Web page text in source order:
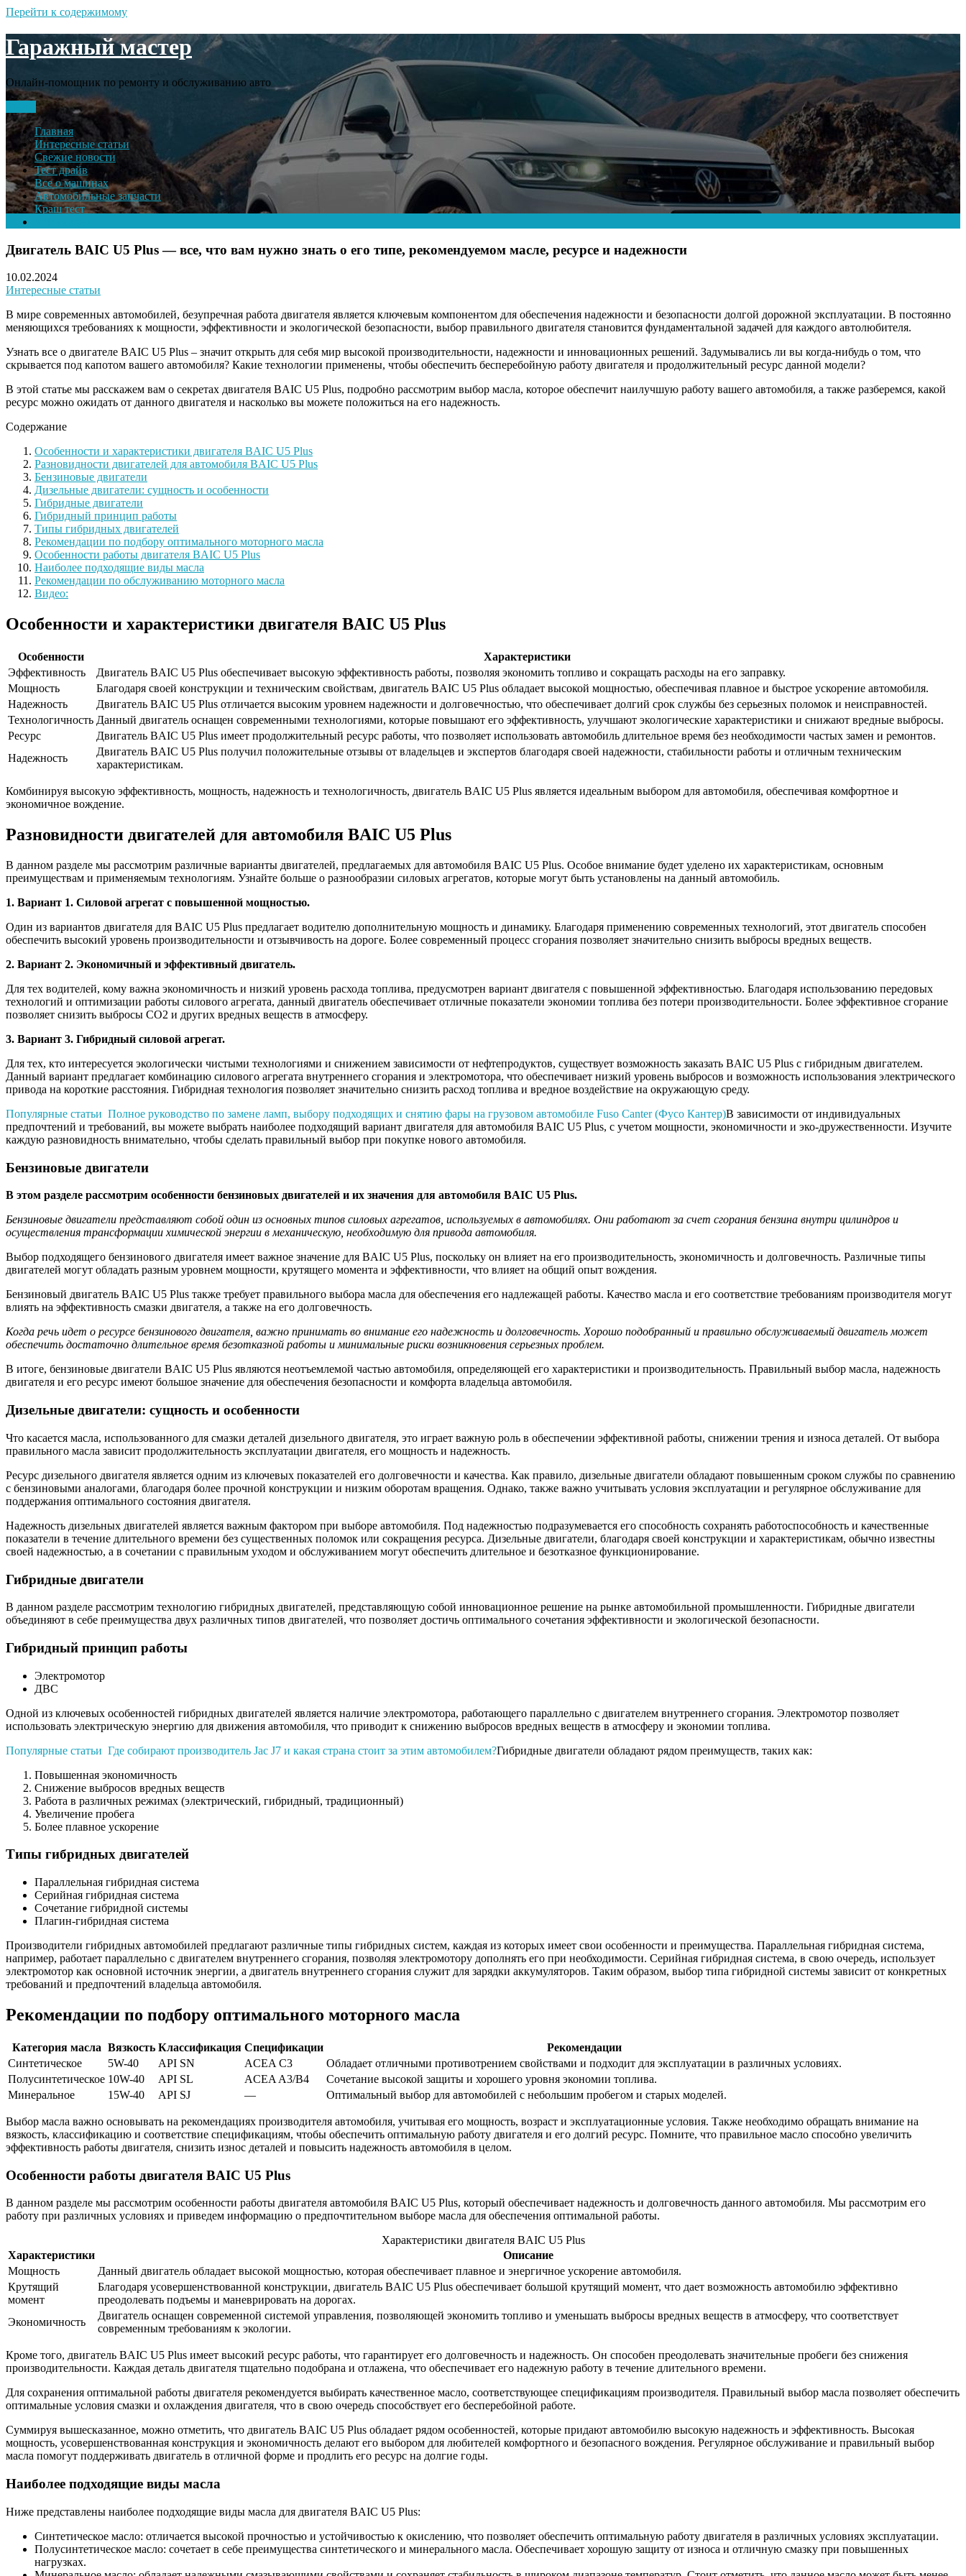
Перейти к содержимому
Гаражный мастер
Онлайн-помощник по ремонту и обслуживанию авто
Главная
Интересные статьи
Свежие новости
Тест драйв
Все о машинах
Автомобильные запчасти
Краш тест
Двигатель BAIC U5 Plus — все, что вам нужно знать о его типе, рекомендуемом масле, ресурсе и надежности
10.02.2024
Интересные статьи
В мире современных автомобилей, безупречная работа двигателя является ключевым компонентом для обеспечения надежности и безопасности долгой дорожной эксплуатации. В постоянно
меняющихся требованиях к мощности, эффективности и экологической безопасности, выбор правильного двигателя становится фундаментальной задачей для каждого автолюбителя.
Узнать все о двигателе BAIC U5 Plus – значит открыть для себя мир высокой производительности, надежности и инновационных решений. Задумывались ли вы когда-нибудь о том, что
скрывается под капотом вашего автомобиля? Какие технологии применены, чтобы обеспечить бесперебойную работу двигателя и продолжительный ресурс данной модели?
В этой статье мы расскажем вам о секретах двигателя BAIC U5 Plus, подробно рассмотрим выбор масла, которое обеспечит наилучшую работу вашего автомобиля, а также разберемся, какой
ресурс можно ожидать от данного двигателя и насколько вы можете положиться на его надежность.
Содержание
Особенности и характеристики двигателя BAIC U5 Plus
Разновидности двигателей для автомобиля BAIC U5 Plus
Бензиновые двигатели
Дизельные двигатели: сущность и особенности
Гибридные двигатели
Гибридный принцип работы
Типы гибридных двигателей
Рекомендации по подбору оптимального моторного масла
Особенности работы двигателя BAIC U5 Plus
Наиболее подходящие виды масла
Рекомендации по обслуживанию моторного масла
Видео:
Особенности и характеристики двигателя BAIC U5 Plus
Особенности
Характеристики
Эффективность
Двигатель BAIC U5 Plus обеспечивает высокую эффективность работы, позволяя экономить топливо и сокращать расходы на его заправку.
Мощность
Благодаря своей конструкции и техническим свойствам, двигатель BAIC U5 Plus обладает высокой мощностью, обеспечивая плавное и быстрое ускорение автомобиля.
Надежность
Двигатель BAIC U5 Plus отличается высоким уровнем надежности и долговечностью, что обеспечивает долгий срок службы без серьезных поломок и неисправностей.
Технологичность Данный двигатель оснащен современными технологиями, которые повышают его эффективность, улучшают экологические характеристики и снижают вредные выбросы.
Ресурс
Двигатель BAIC U5 Plus имеет продолжительный ресурс работы, что позволяет использовать автомобиль длительное время без необходимости частых замен и ремонтов.
Надежность
Двигатель BAIC U5 Plus получил положительные отзывы от владельцев и экспертов благодаря своей надежности, стабильности работы и отличным техническим
характеристикам.
Комбинируя высокую эффективность, мощность, надежность и технологичность, двигатель BAIC U5 Plus является идеальным выбором для автомобиля, обеспечивая комфортное и
экономичное вождение.
Разновидности двигателей для автомобиля BAIC U5 Plus
В данном разделе мы рассмотрим различные варианты двигателей, предлагаемых для автомобиля BAIC U5 Plus. Особое внимание будет уделено их характеристикам, основным
преимуществам и применяемым технологиям. Узнайте больше о разнообразии силовых агрегатов, которые могут быть установлены на данный автомобиль.
1. Вариант 1. Силовой агрегат с повышенной мощностью.
Один из вариантов двигателя для BAIC U5 Plus предлагает водителю дополнительную мощность и динамику. Благодаря применению современных технологий, этот двигатель способен
обеспечить высокий уровень производительности и отзывчивость на дороге. Более современный процесс сгорания позволяет значительно снизить выбросы вредных веществ.
2. Вариант 2. Экономичный и эффективный двигатель.
Для тех водителей, кому важна экономичность и низкий уровень расхода топлива, предусмотрен вариант двигателя с повышенной эффективностью. Благодаря использованию передовых
технологий и оптимизации работы силового агрегата, данный двигатель обеспечивает отличные показатели экономии топлива без потери производительности. Более эффективное сгорание
позволяет снизить выбросы CO2 и других вредных веществ в атмосферу.
3. Вариант 3. Гибридный силовой агрегат.
Для тех, кто интересуется экологически чистыми технологиями и снижением зависимости от нефтепродуктов, существует возможность заказать BAIC U5 Plus с гибридным двигателем.
Данный вариант предлагает комбинацию силового агрегата внутреннего сгорания и электромотора, что обеспечивает низкий уровень выбросов и возможность использования электрического
привода на короткие расстояния. Гибридная технология позволяет значительно снизить расход топлива и вредное воздействие на окружающую среду.
Популярные статьи Полное руководство по замене ламп, выбору подходящих и снятию фары на грузовом автомобиле Fuso Canter (Фусо Кантер)В зависимости от индивидуальных
предпочтений и требований, вы можете выбрать наиболее подходящий вариант двигателя для автомобиля BAIC U5 Plus, с учетом мощности, экономичности и эко-дружественности. Изучите
каждую разновидность внимательно, чтобы сделать правильный выбор при покупке нового автомобиля.
Бензиновые двигатели
В этом разделе рассмотрим особенности бензиновых двигателей и их значения для автомобиля BAIC U5 Plus.
Бензиновые двигатели представляют собой один из основных типов силовых агрегатов, используемых в автомобилях. Они работают за счет сгорания бензина внутри цилиндров и
осуществления трансформации химической энергии в механическую, необходимую для привода автомобиля.
Выбор подходящего бензинового двигателя имеет важное значение для BAIC U5 Plus, поскольку он влияет на его производительность, экономичность и долговечность. Различные типы
двигателей могут обладать разным уровнем мощности, крутящего момента и эффективности, что влияет на общий опыт вождения.
Бензиновый двигатель BAIC U5 Plus также требует правильного выбора масла для обеспечения его надлежащей работы. Качество масла и его соответствие требованиям производителя могут
влиять на эффективность смазки двигателя, а также на его долговечность.
Когда речь идет о ресурсе бензинового двигателя, важно принимать во внимание его надежность и долговечность. Хорошо подобранный и правильно обслуживаемый двигатель может
обеспечить достаточно длительное время безотказной работы и минимальные риски возникновения серьезных проблем.
В итоге, бензиновые двигатели BAIC U5 Plus являются неотъемлемой частью автомобиля, определяющей его характеристики и производительность. Правильный выбор масла, надежность
двигателя и его ресурс имеют большое значение для обеспечения безопасности и комфорта владельца автомобиля.
Дизельные двигатели: сущность и особенности
Что касается масла, использованного для смазки деталей дизельного двигателя, это играет важную роль в обеспечении эффективной работы, снижении трения и износа деталей. От выбора
правильного масла зависит продолжительность эксплуатации двигателя, его мощность и надежность.
Ресурс дизельного двигателя является одним из ключевых показателей его долговечности и качества. Как правило, дизельные двигатели обладают повышенным сроком службы по сравнению
с бензиновыми аналогами, благодаря более прочной конструкции и низким оборотам вращения. Однако, также важно учитывать условия эксплуатации и регулярное обслуживание для
поддержания оптимального состояния двигателя.
Надежность дизельных двигателей является важным фактором при выборе автомобиля. Под надежностью подразумевается его способность сохранять работоспособность и качественные
показатели в течение длительного времени без существенных поломок или сокращения ресурса. Дизельные двигатели, благодаря своей конструкции и характеристикам, обычно известны
своей надежностью, а в сочетании с правильным уходом и обслуживанием могут обеспечить длительное и безотказное функционирование.
Гибридные двигатели
В данном разделе рассмотрим технологию гибридных двигателей, представляющую собой инновационное решение на рынке автомобильной промышленности. Гибридные двигатели
объединяют в себе преимущества двух различных типов двигателей, что позволяет достичь оптимального сочетания эффективности и экологической безопасности.
Гибридный принцип работы
Электромотор
ДВС
Одной из ключевых особенностей гибридных двигателей является наличие электромотора, работающего параллельно с двигателем внутреннего сгорания. Электромотор позволяет
использовать электрическую энергию для движения автомобиля, что приводит к снижению выбросов вредных веществ в атмосферу и экономии топлива.
Популярные статьи Где собирают производитель Jac J7 и какая страна стоит за этим автомобилем?Гибридные двигатели обладают рядом преимуществ, таких как:
Повышенная экономичность
Снижение выбросов вредных веществ
Работа в различных режимах (электрический, гибридный, традиционный)
Увеличение пробега
Более плавное ускорение
Типы гибридных двигателей
Параллельная гибридная система
Серийная гибридная система
Сочетание гибридной системы
Плагин-гибридная система
Производители гибридных автомобилей предлагают различные типы гибридных систем, каждая из которых имеет свои особенности и преимущества. Параллельная гибридная система,
например, работает параллельно с двигателем внутреннего сгорания, позволяя электромотору дополнять его при необходимости. Серийная гибридная система, в свою очередь, использует
электромотор как основной источник энергии, а двигатель внутреннего сгорания служит для зарядки аккумуляторов. Таким образом, выбор типа гибридной системы зависит от конкретных
требований и предпочтений владельца автомобиля.
Рекомендации по подбору оптимального моторного масла
Категория масла Вязкость Классификация Спецификации
Рекомендации
Синтетическое
5W-40 API SN ACEA C3
Обладает отличными противотрением свойствами и подходит для эксплуатации в различных условиях.
Полусинтетическое 10W-40 API SL ACEA A3/B4
Сочетание высокой защиты и хорошего уровня экономии топлива.
Минеральное
15W-40 API SJ — Оптимальный выбор для автомобилей с небольшим пробегом и старых моделей.
Выбор масла важно основывать на рекомендациях производителя автомобиля, учитывая его мощность, возраст и эксплуатационные условия. Также необходимо обращать внимание на
вязкость, классификацию и соответствие спецификациям, чтобы обеспечить оптимальную работу двигателя и его долгий ресурс. Помните, что правильное масло способно увеличить
эффективность работы двигателя, снизить износ деталей и повысить надежность автомобиля в целом.
Особенности работы двигателя BAIC U5 Plus
В данном разделе мы рассмотрим особенности работы двигателя автомобиля BAIC U5 Plus, который обеспечивает надежность и долговечность данного автомобиля. Мы рассмотрим его
работу при различных условиях и приведем информацию о предпочтительном выборе масла для обеспечения оптимальной работы.
Характеристики двигателя BAIC U5 Plus
Характеристики
Описание
Мощность
Данный двигатель обладает высокой мощностью, которая обеспечивает плавное и энергичное ускорение автомобиля.
Крутящий
момент
Благодаря усовершенствованной конструкции, двигатель BAIC U5 Plus обеспечивает большой крутящий момент, что дает возможность автомобилю эффективно
преодолевать подъемы и маневрировать на дорогах.
Экономичность
Двигатель оснащен современной системой управления, позволяющей экономить топливо и уменьшать выбросы вредных веществ в атмосферу, что соответствует
современным требованиям к экологии.
Кроме того, двигатель BAIC U5 Plus имеет высокий ресурс работы, что гарантирует его долговечность и надежность. Он способен преодолевать значительные пробеги без снижения
производительности. Каждая деталь двигателя тщательно подобрана и отлажена, что обеспечивает его надежную работу в течение длительного времени.
Для сохранения оптимальной работы двигателя рекомендуется выбирать качественное масло, соответствующее спецификациям производителя. Правильный выбор масла позволяет обеспечить
оптимальные условия смазки и охлаждения двигателя, что в свою очередь способствует его бесперебойной работе.
Суммируя вышесказанное, можно отметить, что двигатель BAIC U5 Plus обладает рядом особенностей, которые придают автомобилю высокую надежность и эффективность. Высокая
мощность, усовершенствованная конструкция и экономичность делают его выбором для любителей комфортного и безопасного вождения. Регулярное обслуживание и правильный выбор
масла помогут поддерживать двигатель в отличной форме и продлить его ресурс на долгие годы.
Наиболее подходящие виды масла
Ниже представлены наиболее подходящие виды масла для двигателя BAIC U5 Plus:
Синтетическое масло: отличается высокой прочностью и устойчивостью к окислению, что позволяет обеспечить оптимальную работу двигателя в различных условиях эксплуатации.
Полусинтетическое масло: сочетает в себе преимущества синтетического и минерального масла. Обеспечивает хорошую защиту от износа и отличную смазку при повышенных
нагрузках.